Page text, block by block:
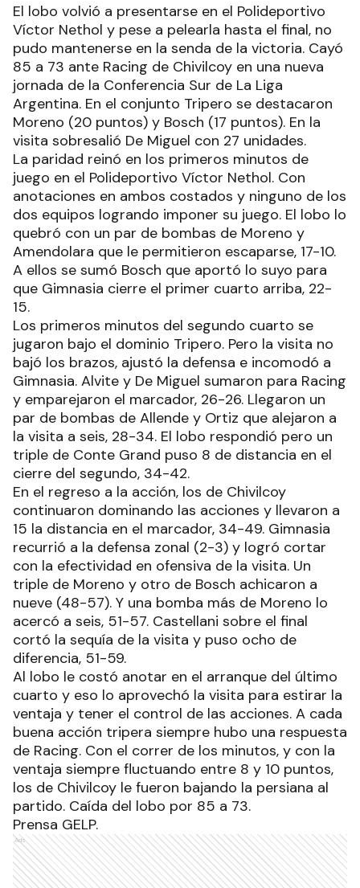
El lobo volvió a presentarse en el Polideportivo
Víctor Nethol y pese a pelearla hasta el final, no
pudo mantenerse en la senda de la victoria. Cayó
85 a 73 ante Racing de Chivilcoy en una nueva
jornada de la Conferencia Sur de La Liga
Argentina. En el conjunto Tripero se destacaron
Moreno (20 puntos) y Bosch (17 puntos). En la
visita sobresalió De Miguel con 27 unidades.
La paridad reinó en los primeros minutos de
juego en el Polideportivo Víctor Nethol. Con
anotaciones en ambos costados y ninguno de los
dos equipos logrando imponer su juego. El lobo lo
quebró con un par de bombas de Moreno y
Amendolara que le permitieron escaparse, 17-10.
A ellos se sumó Bosch que aportó lo suyo para
que Gimnasia cierre el primer cuarto arriba, 22-
15.
Los primeros minutos del segundo cuarto se
jugaron bajo el dominio Tripero. Pero la visita no
bajó los brazos, ajustó la defensa e incomodó a
Gimnasia. Alvite y De Miguel sumaron para Racing
y emparejaron el marcador, 26-26. Llegaron un
par de bombas de Allende y Ortiz que alejaron a
la visita a seis, 28-34. El lobo respondió pero un
triple de Conte Grand puso 8 de distancia en el
cierre del segundo, 34-42.
En el regreso a la acción, los de Chivilcoy
continuaron dominando las acciones y llevaron a
15 la distancia en el marcador, 34-49. Gimnasia
recurrió a la defensa zonal (2-3) y logró cortar
con la efectividad en ofensiva de la visita. Un
triple de Moreno y otro de Bosch achicaron a
nueve (48-57). Y una bomba más de Moreno lo
acercó a seis, 51-57. Castellani sobre el final
cortó la sequía de la visita y puso ocho de
diferencia, 51-59.
Al lobo le costó anotar en el arranque del último
cuarto y eso lo aprovechó la visita para estirar la
ventaja y tener el control de las acciones. A cada
buena acción tripera siempre hubo una respuesta
de Racing. Con el correr de los minutos, y con la
ventaja siempre fluctuando entre 8 y 10 puntos,
los de Chivilcoy le fueron bajando la persiana al
partido. Caída del lobo por 85 a 73.
Prensa GELP.
Ads